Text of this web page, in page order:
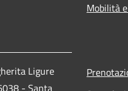
Mobilità
Ligure